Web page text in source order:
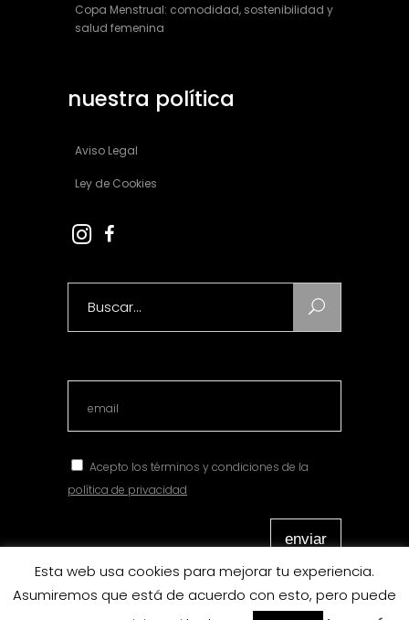
Copa Menstrual: comodidad, sostenibilidad y
salud femenina
nuestra política
Aviso Legal
Ley de Cookies
Acepto los términos y condiciones de la
política de privacidad
Esta web usa cookies para mejorar tu experiencia.
Asumiremos que está de acuerdo con esto, pero puede